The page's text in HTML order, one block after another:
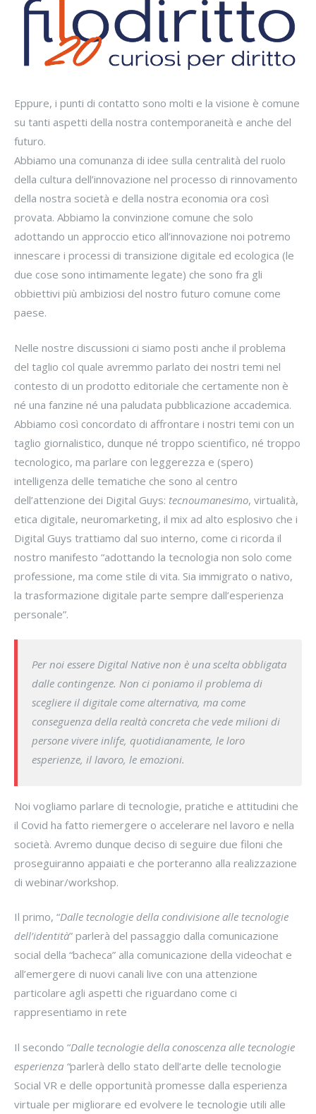
Eppure, i punti di contatto sono molti e la visione è comune
su tanti aspetti della nostra contemporaneità e anche del
futuro.
Abbiamo una comunanza di idee sulla centralità del ruolo
della cultura dell’innovazione nel processo di rinnovamento
della nostra società e della nostra economia ora così
provata. Abbiamo la convinzione comune che solo
adottando un approccio etico all’innovazione noi potremo
innescare i processi di transizione digitale ed ecologica (le
due cose sono intimamente legate) che sono fra gli
obbiettivi più ambiziosi del nostro futuro comune come
paese.
Nelle nostre discussioni ci siamo posti anche il problema
del taglio col quale avremmo parlato dei nostri temi nel
contesto di un prodotto editoriale che certamente non è
né una fanzine né una paludata pubblicazione accademica.
Abbiamo così concordato di affrontare i nostri temi con un
taglio giornalistico, dunque né troppo scientifico, né troppo
tecnologico, ma parlare con leggerezza e (spero)
intelligenza delle tematiche che sono al centro
dell’attenzione dei Digital Guys: tecnoumanesimo, virtualità,
etica digitale, neuromarketing, il mix ad alto esplosivo che i
Digital Guys trattiamo dal suo interno, come ci ricorda il
nostro manifesto “adottando la tecnologia non solo come
professione, ma come stile di vita. Sia immigrato o nativo,
la trasformazione digitale parte sempre dall’esperienza
personale”.
Per noi essere Digital Native non è una scelta obbligata
dalle contingenze. Non ci poniamo il problema di
scegliere il digitale come alternativa, ma come
conseguenza della realtà concreta che vede milioni di
persone vivere inlife, quotidianamente, le loro
esperienze, il lavoro, le emozioni.
Noi vogliamo parlare di tecnologie, pratiche e attitudini che
il Covid ha fatto riemergere o accelerare nel lavoro e nella
società. Avremo dunque deciso di seguire due filoni che
proseguiranno appaiati e che porteranno alla realizzazione
di webinar/workshop.
Il primo, “Dalle tecnologie della condivisione alle tecnologie
dell’identità” parlerà del passaggio dalla comunicazione
social della “bacheca” alla comunicazione della videochat e
all’emergere di nuovi canali live con una attenzione
particolare agli aspetti che riguardano come ci
rappresentiamo in rete
Il secondo “Dalle tecnologie della conoscenza alle tecnologie
esperienza “parlerà dello stato dell’arte delle tecnologie
Social VR e delle opportunità promesse dalla esperienza
virtuale per migliorare ed evolvere le tecnologie utili alle